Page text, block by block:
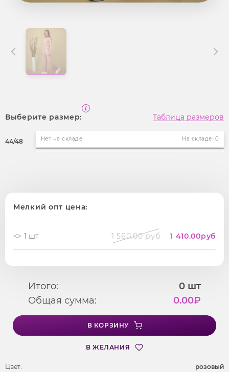
Выберите размер: Таблица размеров
44/48 Нет на складе На складе: 0
Мелкий опт цена:
1 шт 1 560.00 руб 1 410.00руб
Итого: 0 шт
Общая сумма:
0.00₽
В КОРЗИНУ
В ЖЕЛАНИЯ
Цвет:
розовый